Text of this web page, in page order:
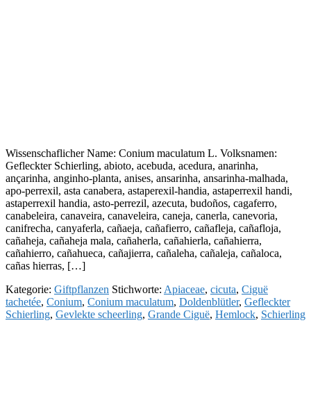
Wissenschaflicher Name: Conium maculatum L. Volksnamen:
Gefleckter Schierling, abioto, acebuda, acedura, anarinha,
ançarinha, anginho-planta, anises, ansarinha, ansarinha-malhada,
apo-perrexil, asta canabera, astaperexil-handia, astaperrexil handi,
astaperrexil handia, asto-perrezil, azecuta, budoños, cagaferro,
canabeleira, canaveira, canaveleira, caneja, canerla, canevoria,
canifrecha, canyaferla, cañaeja, cañafierro, cañafleja, cañafloja,
cañaheja, cañaheja mala, cañaherla, cañahierla, cañahierra,
cañahierro, cañahueca, cañajierra, cañaleha, cañaleja, cañaloca,
cañas hierras, […]
Kategorie: Giftpflanzen Stichworte: Apiaceae, cicuta, Ciguë
tachetée, Conium, Conium maculatum, Doldenblütler, Gefleckter
Schierling, Gevlekte scheerling, Grande Ciguë, Hemlock, Schierling